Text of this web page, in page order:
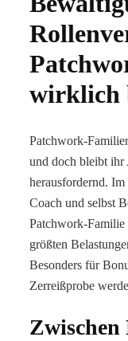
wirklich
Patchwork-
und doch bleibt
herausfordernd.
Coach und selbst
Patchwork-
größten
Besonders für
Zerreißprobe